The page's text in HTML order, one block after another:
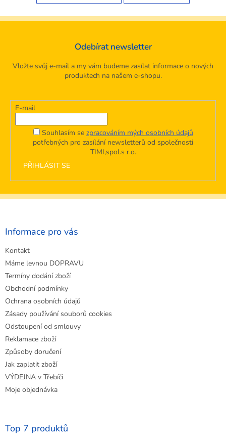
Odebírat newsletter
Vložte svůj e-mail a my vám budeme zasílat informace o nových
produktech na našem e-shopu.
E-mail
Souhlasím se zpracováním mých osobních údajů
potřebných pro zasílání newsletterů od společnosti
TIMI,spol.s r.o.
PŘIHLÁSIT SE
Z
Informace pro vás
Kontakt
Máme levnou DOPRAVU
Termíny dodání zboží
Obchodní podmínky
Ochrana osobních údajů
Zásady používání souborů cookies
Odstoupení od smlouvy
Reklamace zboží
Způsoby doručení
Jak zaplatit zboží
VÝDEJNA v Třebíči
Moje objednávka
Top 7 produktů